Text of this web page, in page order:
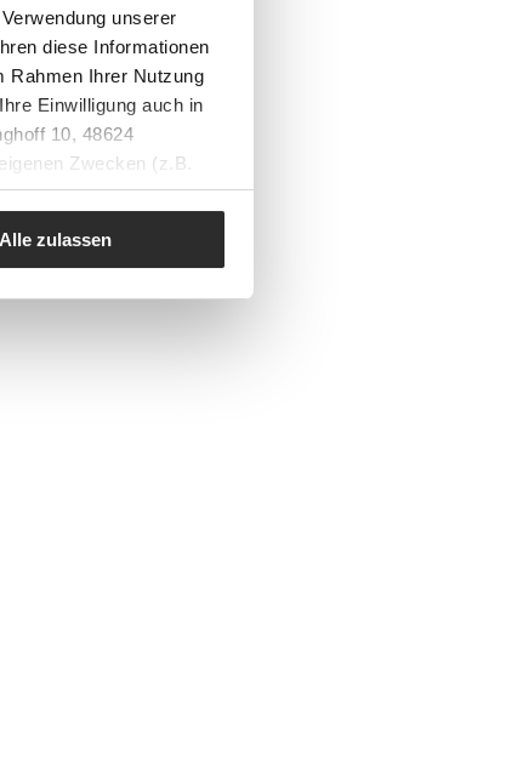
unserer
diese Informationen
Rahmen Ihrer Nutzung
Einwilligung auch in
10, 48624
Zwecken (z.B.
Alle zulassen